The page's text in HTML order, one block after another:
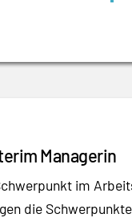
Managerin
im
die